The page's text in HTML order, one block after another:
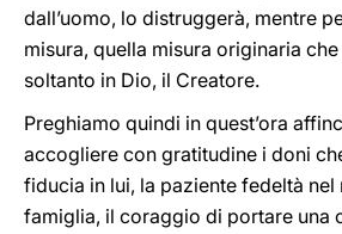
dall’uomo, lo distruggerà, mentre
misura, quella misura originaria
soltanto in Dio, il Creatore.
Preghiamo quindi in quest’ora
accogliere con gratitudine i doni
fiducia in lui, la paziente fedeltà nel
famiglia, il coraggio di portare una